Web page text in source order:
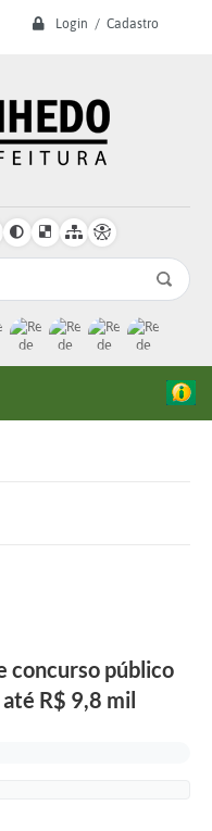
Login / Cadastro
concurso público
R$ 9,8 mil